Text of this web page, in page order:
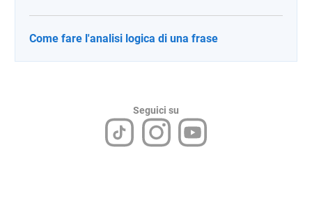
Come fare l'analisi logica di una frase
Seguici su